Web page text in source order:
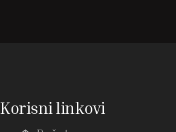
Korisni linkovi